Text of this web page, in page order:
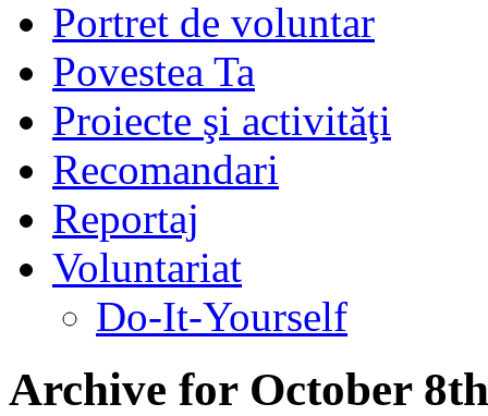
Portret de voluntar
Povestea Ta
Proiecte şi activităţi
Recomandari
Reportaj
Voluntariat
Do-It-Yourself
Archive for October